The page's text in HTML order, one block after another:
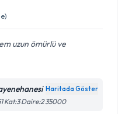
uzun ömürlü ve
Haritada Göster
Kat:3 Daire:2 35000